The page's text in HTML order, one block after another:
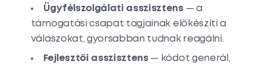
Ügyfélszolgálati asszisztens— a
támogatási csapat tagjainak előkészíti a
válaszokat, gyorsabban tudnak reagálni.
Fejlesztői asszisztens— kódot generál,